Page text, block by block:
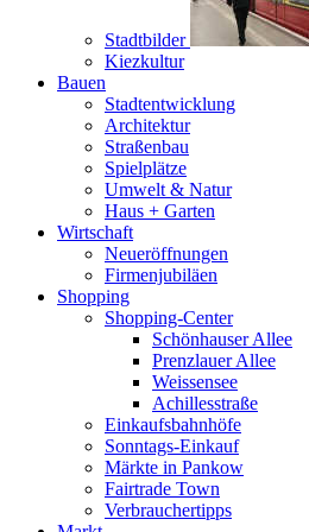
Stadtbilder
Kiezkultur
Bauen
Stadtentwicklung
Architektur
Straßenbau
Spielplätze
Umwelt & Natur
Haus + Garten
Wirtschaft
Neueröffnungen
Firmenjubiläen
Shopping
Shopping-Center
Schönhauser Allee
Prenzlauer Allee
Weissensee
Achillesstraße
Einkaufsbahnhöfe
Sonntags-Einkauf
Märkte in Pankow
Fairtrade Town
Verbrauchertipps